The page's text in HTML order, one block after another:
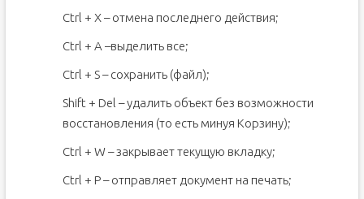
Ctrl + X – отмена последнего действия;
Ctrl + A –выделить все;
Ctrl + S – сохранить (файл);
Shift + Del – удалить объект без возможности
восстановления (то есть минуя Корзину);
Ctrl + W – закрывает текущую вкладку;
Ctrl + P – отправляет документ на печать;